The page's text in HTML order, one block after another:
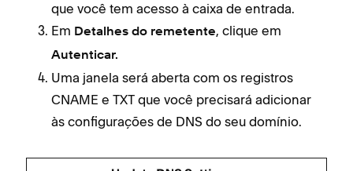
que você tem acesso à caixa de entrada.
Em Detalhes do remetente, clique em
Autenticar.
Uma janela será aberta com os registros
CNAME e TXT que você precisará adicionar
às configurações de DNS do seu domínio.